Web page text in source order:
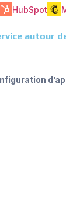
HubSpot
autour